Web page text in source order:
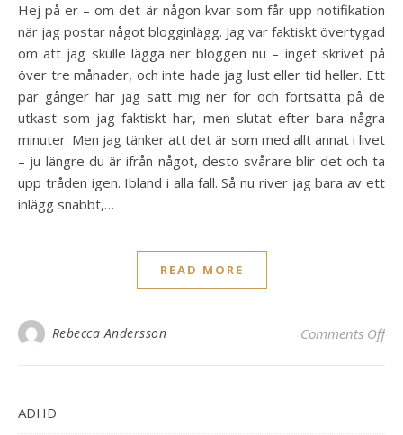
Hej på er – om det är någon kvar som får upp notifikation
när jag postar något blogginlägg. Jag var faktiskt övertygad
om att jag skulle lägga ner bloggen nu – inget skrivet på
över tre månader, och inte hade jag lust eller tid heller. Ett
par gånger har jag satt mig ner för och fortsätta på de
utkast som jag faktiskt har, men slutat efter bara några
minuter. Men jag tänker att det är som med allt annat i livet
– ju längre du är ifrån något, desto svårare blir det och ta
upp tråden igen. Ibland i alla fall. Så nu river jag bara av ett
inlägg snabbt,…
READ MORE
Rebecca Andersson Comments Offon
ADHD